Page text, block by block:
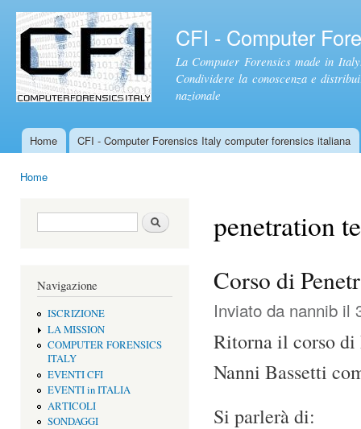
CFI - Computer
La Computer Forensics made in
Condividere la conoscenza e
nazionale
Menu principale
Home CFI - Computer Forensics Italy computer forensics italiana
Home
Form di ricerca Cerca
Navigazione
ISCRIZIONE
LA MISSION
COMPUTER FORENSICS
ITALY
EVENTI CFI
EVENTI in ITALIA
ARTICOLI
SONDAGGI
penetration
Corso di
Inviato da nannib il
Ritorna il corso di
Nanni Bassetti
Si parlerà di: